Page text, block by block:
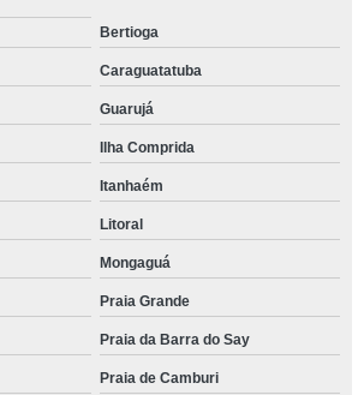
Bertioga
Caraguatatuba
Guarujá
Ilha Comprida
Itanhaém
Litoral
Mongaguá
Praia Grande
Praia da Barra do Say
Praia de Camburi